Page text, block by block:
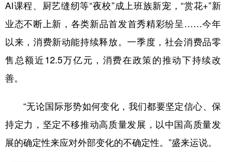
AI课程、厨艺缝纫等“夜校”成上班族新宠，“赏花+”新
业态不断上新，各类新品首发首秀精彩纷呈……今年
以来，消费新动能持续释放。一季度，社会消费品零
售总额近12.5万亿元，消费在政策的推动下持续改
善。
“无论国际形势如何变化，我们都要坚定信心、保
持定力，坚定不移推动高质量发展，以中国高质量发
展的确定性来应对外部变化的不确定性。”盛来运说。